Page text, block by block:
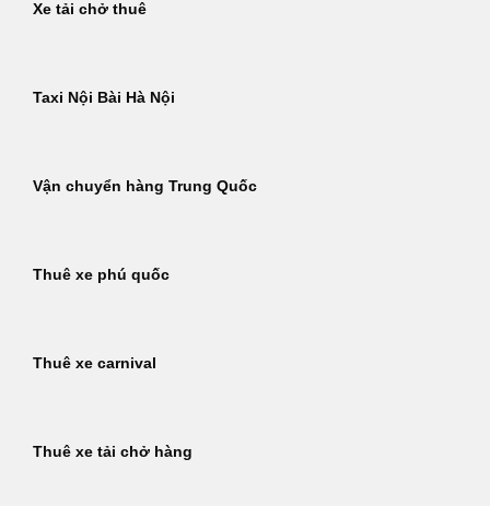
Xe tải chở thuê
Taxi Nội Bài Hà Nội
Vận chuyển hàng Trung Quốc
Thuê xe phú quốc
Thuê xe carnival
Thuê xe tải chở hàng